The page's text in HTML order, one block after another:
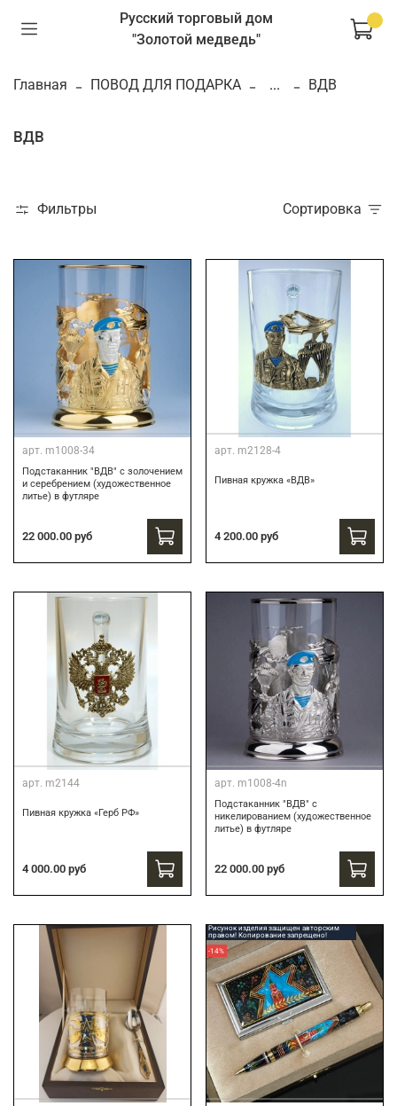
Русский торговый дом
"Золотой медведь"
Главная ПОВОД ДЛЯ ПОДАРКА ... ВДВ
ВДВ
Фильтры Сортировка
арт. m1008-34
Подстаканник "ВДВ" c золочением
и серебрением (художественное
литье) в футляре
22 000.00 руб
арт. m2128-4
Пивная кружка «ВДВ»
4 200.00 руб
арт. m2144
Пивная кружка «Герб РФ»
4 000.00 руб
арт. m1008-4n
Подстаканник "ВДВ" c
никелированием (художественное
литье) в футляре
22 000.00 руб
Рисунок изделия защищен авторским
правом! Копирование запрещено!
-14%